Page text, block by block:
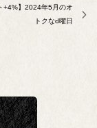
+4%】2024年5月のオ
トクなd曜日